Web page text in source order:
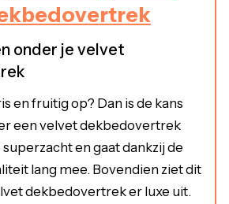
onder je velvet
en fruitig op? Dan is de kans
een velvet dekbedovertrek
en gaat dankzij de
lang mee. Bovendien ziet dit
dekbedovertrek er luxe uit.